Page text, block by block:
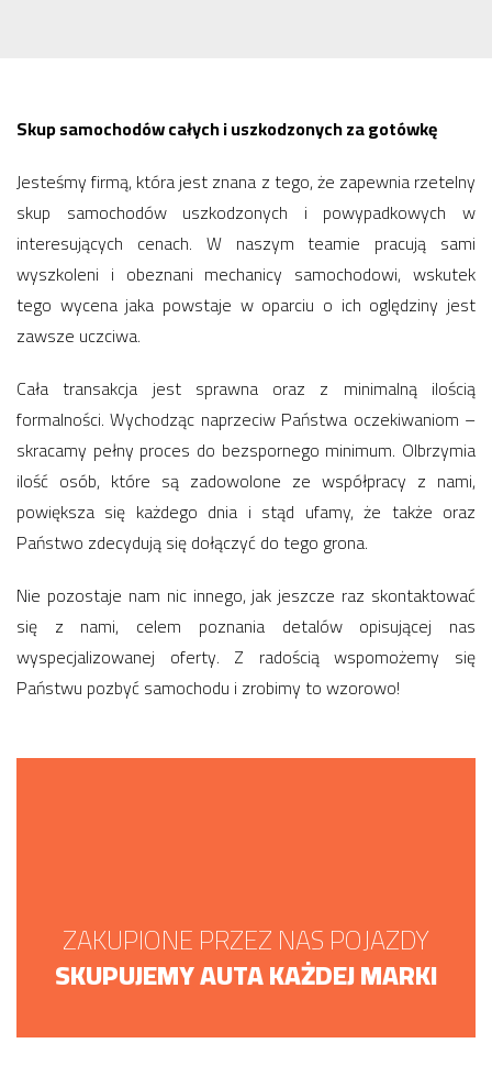
Skup samochodów całych i uszkodzonych za gotówkę
Jesteśmy firmą, która jest znana z tego, że zapewnia rzetelny
skup samochodów uszkodzonych i powypadkowych w
interesujących cenach. W naszym teamie pracują sami
wyszkoleni i obeznani mechanicy samochodowi, wskutek
tego wycena jaka powstaje w oparciu o ich oględziny jest
zawsze uczciwa.
Cała transakcja jest sprawna oraz z minimalną ilością
formalności. Wychodząc naprzeciw Państwa oczekiwaniom –
skracamy pełny proces do bezspornego minimum. Olbrzymia
ilość osób, które są zadowolone ze współpracy z nami,
powiększa się każdego dnia i stąd ufamy, że także oraz
Państwo zdecydują się dołączyć do tego grona.
Nie pozostaje nam nic innego, jak jeszcze raz skontaktować
się z nami, celem poznania detalów opisującej nas
wyspecjalizowanej oferty. Z radością wspomożemy się
Państwu pozbyć samochodu i zrobimy to wzorowo!
ZAKUPIONE PRZEZ NAS POJAZDY
SKUPUJEMY AUTA KAŻDEJ MARKI